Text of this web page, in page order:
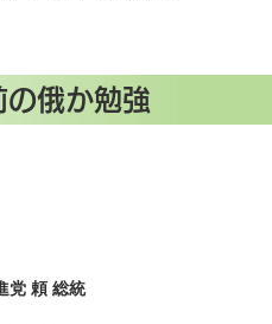
の俄か勉強
党 頼 総統